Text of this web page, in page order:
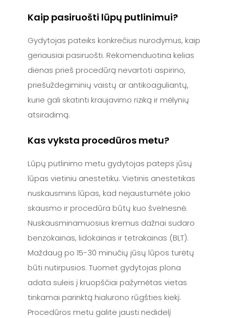
Kaip pasiruošti lūpų putlinimui?
Gydytojas pateiks konkrečius nurodymus, kaip
geriausiai pasiruošti. Rekomenduotina kelias
dienas prieš procedūrą nevartoti aspirino,
priešuždegiminių vaistų ar antikoaguliantų,
kurie gali skatinti kraujavimo riziką ir mėlynių
atsiradimą.
Kas vyksta procedūros metu?
Lūpų putlinimo metu gydytojas pateps jūsų
lūpas vietiniu anestetiku. Vietinis anestetikas
nuskausmins lūpas, kad nejaustumėte jokio
skausmo ir procedūra būtų kuo švelnesnė.
Nuskausminamuosius kremus dažnai sudaro
benzokainas, lidokainas ir tetrakainas (BLT).
Maždaug po 15-30 minučių jūsų lūpos turėtų
būti nutirpusios. Tuomet gydytojas plona
adata suleis į kruopščiai pažymėtas vietas
tinkamai parinktą hialurono rūgšties kiekį.
Procedūros metu galite jausti nedidelį